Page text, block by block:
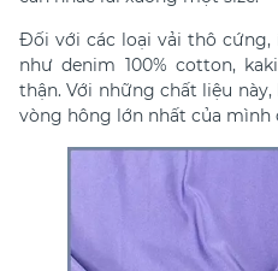
Đối với các loại vải thô
như denim 100% cotton,
thận. Với những chất liệu
vòng hông lớn nhất của mình